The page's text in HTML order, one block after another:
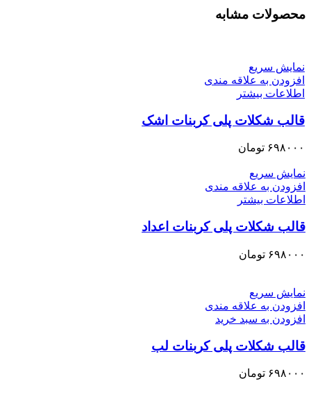
محصولات مشابه
نمایش سریع
افزودن به علاقه مندی
اطلاعات بیشتر
قالب شکلات پلی کربنات اشک
۶۹۸۰۰۰ تومان
نمایش سریع
افزودن به علاقه مندی
اطلاعات بیشتر
قالب شکلات پلی کربنات اعداد
۶۹۸۰۰۰ تومان
نمایش سریع
افزودن به علاقه مندی
افزودن به سبد خرید
قالب شکلات پلی کربنات لب
۶۹۸۰۰۰ تومان